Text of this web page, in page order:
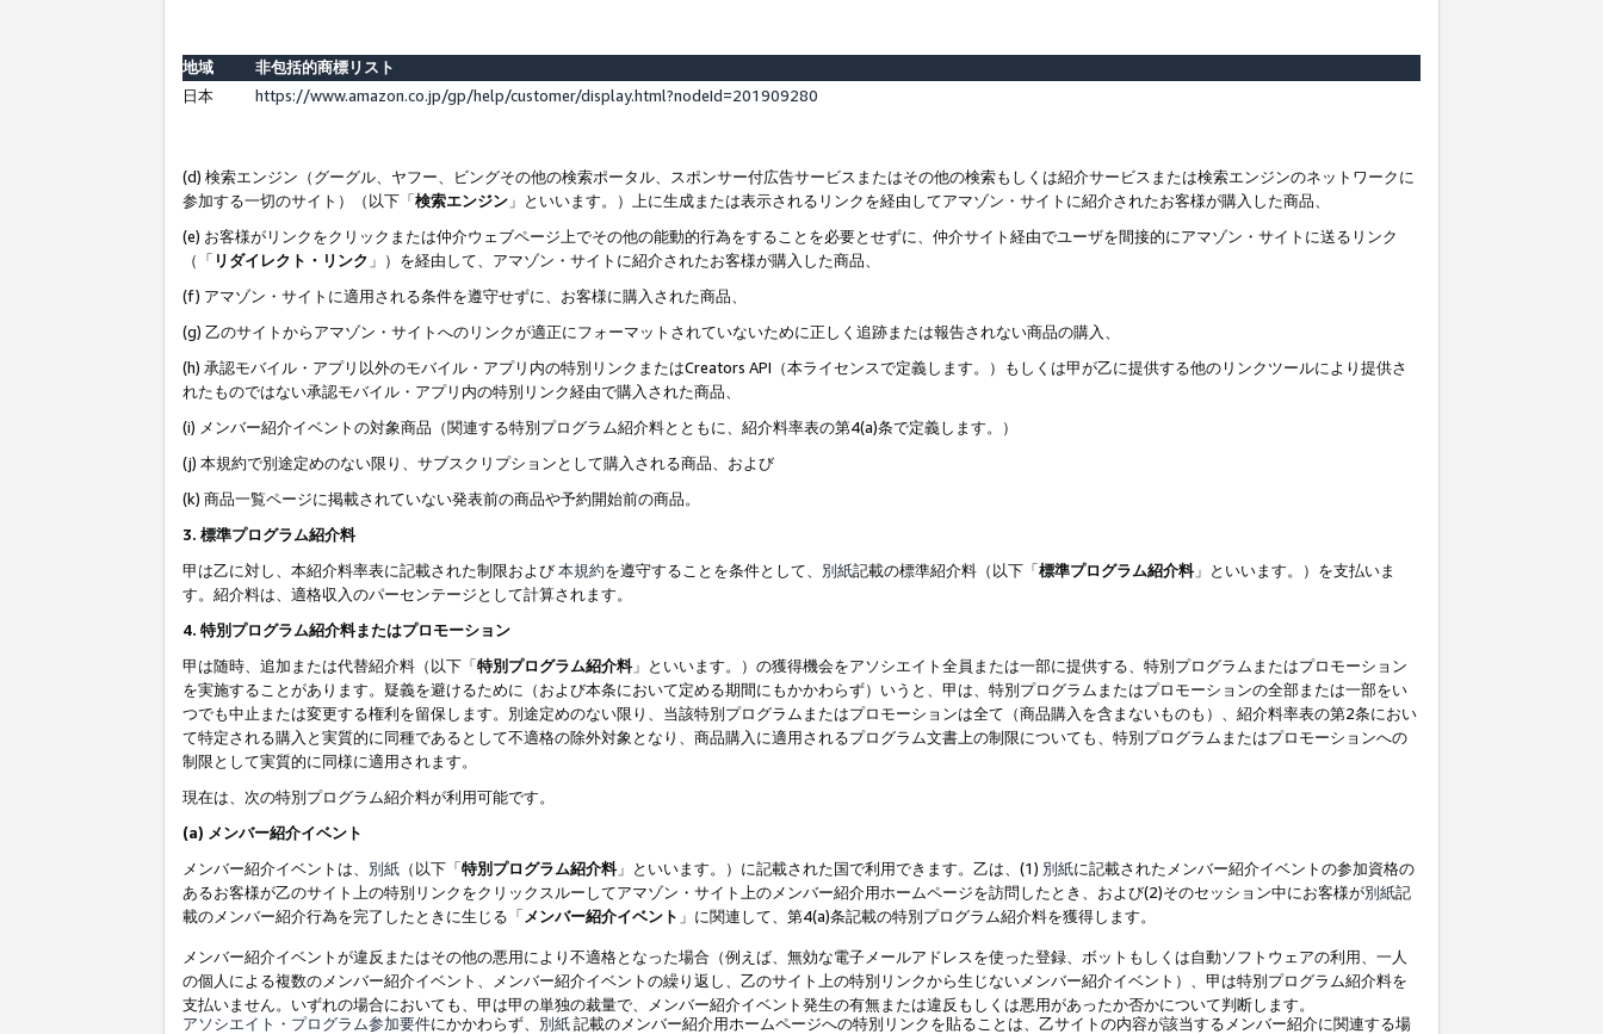
地域
非包括的商標リスト
日本
https://www.amazon.co.jp/gp/help/customer/display.html?nodeId=201909280
(d) 検索エンジン（グーグル、ヤフー、ビングその他の検索ポータル、スポンサー付広告サービスまたはその他の検索もしくは紹介サービスまたは検索エンジンのネットワークに
参加する一切のサイト）（以下「検索エンジン 」といいます。）上に生成または表示されるリンクを経由してアマゾン・サイトに紹介されたお客様が購入した商品、
(e) お客様がリンクをクリックまたは仲介ウェブページ上でその他の能動的行為をすることを必要とせずに、仲介サイト経由でユーザを間接的にアマゾン・サイトに送るリンク
（「 リダイレクト・リンク 」）を経由して、アマゾン・サイトに紹介されたお客様が購入した商品、
(f) アマゾン・サイトに適用される条件を遵守せずに、お客様に購入された商品、
(g) 乙のサイトからアマゾン・サイトへのリンクが適正にフォーマットされていないために正しく追跡または報告されない商品の購入、
(h) 承認モバイル・アプリ以外のモバイル・アプリ内の特別リンクまたはCreators API（本ライセンスで定義します。）もしくは甲が乙に提供する他のリンクツールにより提供さ
れたものではない承認モバイル・アプリ内の特別リンク経由で購入された商品、
(i) メンバー紹介イベントの対象商品（関連する特別プログラム紹介料とともに、紹介料率表の第4(a)条で定義します。）
(j) 本規約で別途定めのない限り、サブスクリプションとして購入される商品、および
(k) 商品一覧ページに掲載されていない発表前の商品や予約開始前の商品。
3. 標準プログラム紹介料
甲は乙に対し、本紹介料率表に記載された制限および本規約を遵守することを条件として、 別紙記載の標準紹介料（以下「標準プログラム紹介料」といいます。）を支払いま
す。紹介料は、適格収入のパーセンテージとして計算されます。
4. 特別プログラム紹介料またはプロモーション
甲は随時、追加または代替紹介料（以下「特別プログラム紹介料」といいます。）の獲得機会をアソシエイト全員または一部に提供する、特別プログラムまたはプロモーション
を実施することがあります。疑義を避けるために（および本条において定める期間にもかかわらず）いうと、甲は、特別プログラムまたはプロモーションの全部または一部をい
つでも中止または変更する権利を留保します。別途定めのない限り、当該特別プログラムまたはプロモーションは全て（商品購入を含まないものも）、紹介料率表の第2条におい
て特定される購入と実質的に同種であるとして不適格の除外対象となり、商品購入に適用されるプログラム文書上の制限についても、特別プログラムまたはプロモーションへの
制限として実質的に同様に適用されます。
現在は、次の特別プログラム紹介料が利用可能です。
(a) メンバー紹介イベント
メンバー紹介イベントは、 別紙 （以下「特別プログラム紹介料」といいます。）に記載された国で利用できます。乙は、(1) 別紙に記載されたメンバー紹介イベントの参加資格の
あるお客様が乙のサイト上の特別リンクをクリックスルーしてアマゾン・サイト上のメンバー紹介用ホームページを訪問したとき、および(2)そのセッション中にお客様が別紙記
載のメンバー紹介行為を完了したときに生じる「 メンバー紹介イベント 」に関連して、第4(a)条記載の特別プログラム紹介料を獲得します。
メンバー紹介イベントが違反またはその他の悪用により不適格となった場合（例えば、無効な電子メールアドレスを使った登録、ボットもしくは自動ソフトウェアの利用、一人
の個人による複数のメンバー紹介イベント、メンバー紹介イベントの繰り返し、乙のサイト上の特別リンクから生じないメンバー紹介イベント）、甲は特別プログラム紹介料を
支払いません。いずれの場合においても、甲は甲の単独の裁量で、メンバー紹介イベント発生の有無または違反もしくは悪用があったか否かについて判断します。
アソシエイト・プログラム参加要件にかかわらず、 別紙記載のメンバー紹介用ホームページへの特別リンクを貼ることは、乙サイトの内容が該当するメンバー紹介に関連する場